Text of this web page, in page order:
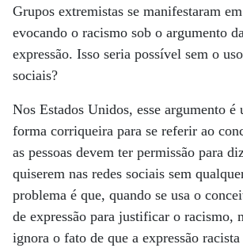
Grupos extremistas se manifestaram
evocando o racismo sob o argumento
expressão. Isso seria possível sem o
sociais?
Nos Estados Unidos, esse argumento é
forma corriqueira para se referir ao
as pessoas devem ter permissão para
quiserem nas redes sociais sem
problema é que, quando se usa o
de expressão para justificar o racismo,
ignora o fato de que a expressão